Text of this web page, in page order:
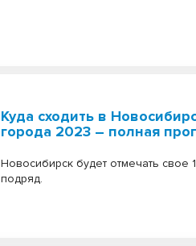
Куда сходить в
города 2023 – полная
Новосибирск будет отмечать свое
подряд.